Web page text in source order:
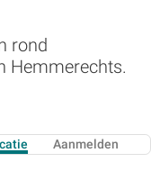
rond
Hemmerechts.
Aanmelden